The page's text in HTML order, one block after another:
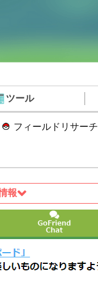
ツール
フィールドリサーチ
報